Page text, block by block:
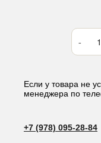
товара
Kubota
D1503/
D1102/
Если у товара не
менеджера по
+7 (978) 095-28-84